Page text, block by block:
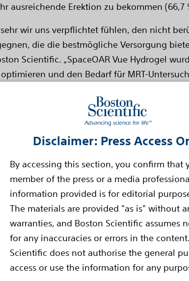
Disclaimer: Press Access
By accessing this section, you confirm that
member of the press or a media
information provided is for editorial
The materials are provided "as is" without
warranties, and Boston Scientific assumes
for any inaccuracies or errors in the
Scientific does not authorise the general
access or use the information for any
ausreichende Erektion zu bekommen (66,7
sehr wir uns verpflichtet fühlen, den nicht
die die bestmögliche Versorgung
Scientific. „SpaceOAR Vue Hydrogel
und den Bedarf für MRT-
für die Patienten, die sich einer
finden Sie aufhttps://
medizinischen Lösungen die
führender Anbieter von Medizintechnik
das Leben lebenswerter zu machen. Wir
Versorgung senken und auf
Sie auf
www.bostonscientific.eu sowie
Aussagen
Aussagen mit der Bedeutung von